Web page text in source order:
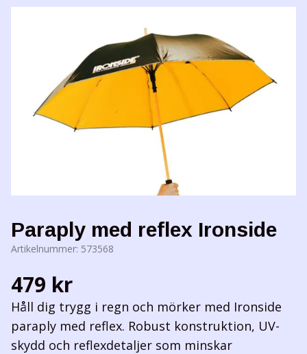
Paraply med reflex Ironside
Artikelnummer: 573568
479 kr
Håll dig trygg i regn och mörker med Ironside
paraply med reflex. Robust konstruktion, UV-
skydd och reflexdetaljer som minskar